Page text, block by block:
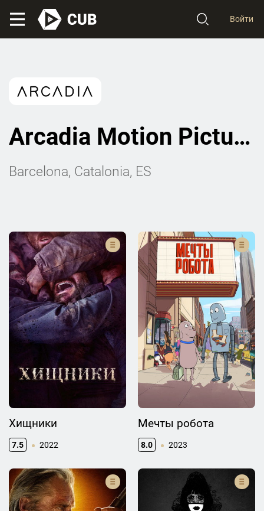
Войти
Arcadia Motion Pictures
Barcelona, Catalonia, ES
Хищники
7.5 2022
Мечты робота
8.0 2023